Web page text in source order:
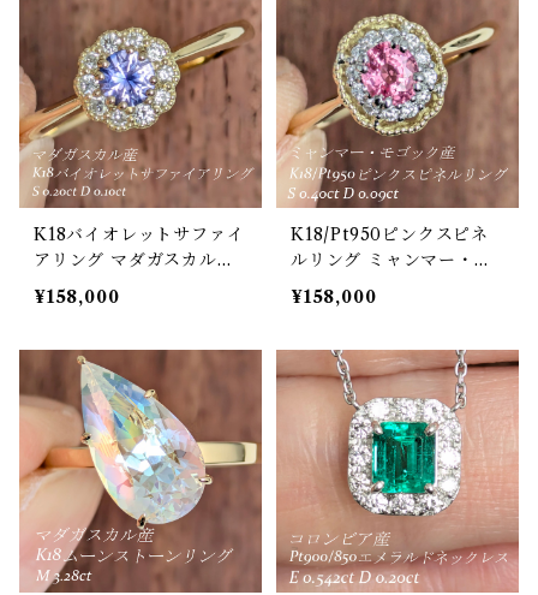
K18バイオレットサファイ
アリング マダガスカル産
バイオレットサファイア
0.20ct ダイヤモンド 0.10
¥158,000
K18/Pt950ピンクスピネ
ルリング ミャンマー・モ
ゴック産 スピネル 0.40ct
ダイヤモンド 0.09ct【PR
¥158,000